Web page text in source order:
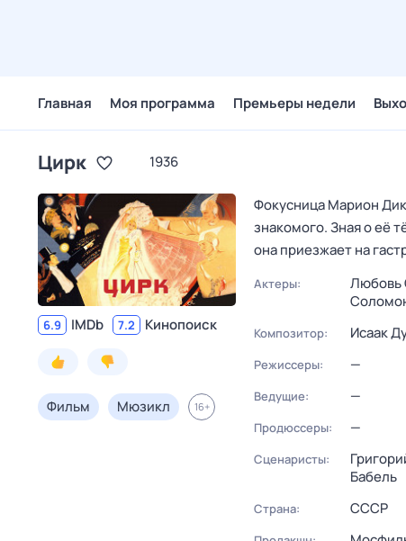
Главная Моя программа Премьеры недели
Цирк 1936
6.9 IMDb 7.2 Кинопоиск
Фильм Мюзикл 16+
Фокусница Марион
знакомого. Зная о её
она приезжает на
Актеры: Любовь
Композитор: Исаак
Режиссеры: —
Ведущие: —
Продюссеры: —
Сценаристы:
Бабель
Страна: СССР